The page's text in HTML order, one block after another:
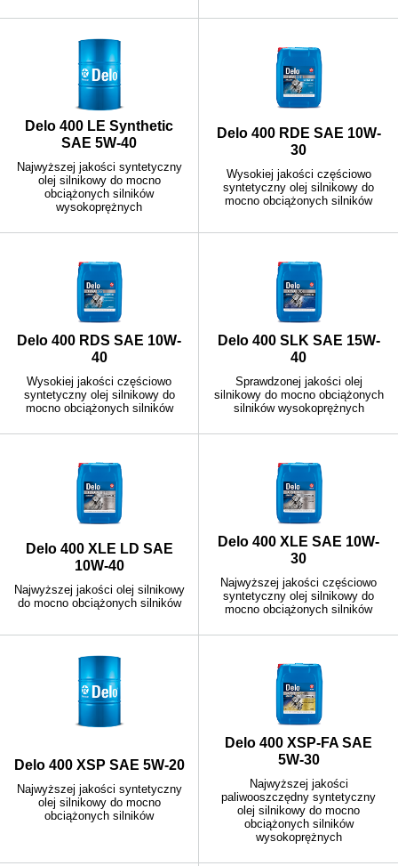
Delo 400 LE Synthetic
SAE 5W-40
Najwyższej jakości syntetyczny
olej silnikowy do mocno
obciążonych silników
wysokoprężnych
Delo 400 RDE SAE 10W-
30
Wysokiej jakości częściowo
syntetyczny olej silnikowy do
mocno obciążonych silników
Delo 400 RDS SAE 10W-
40
Wysokiej jakości częściowo
syntetyczny olej silnikowy do
mocno obciążonych silników
Delo 400 SLK SAE 15W-
40
Sprawdzonej jakości olej
silnikowy do mocno obciążonych
silników wysokoprężnych
Delo 400 XLE LD SAE
10W-40
Najwyższej jakości olej silnikowy
do mocno obciążonych silników
Delo 400 XLE SAE 10W-
30
Najwyższej jakości częściowo
syntetyczny olej silnikowy do
mocno obciążonych silników
Delo 400 XSP SAE 5W-20
Najwyższej jakości syntetyczny
olej silnikowy do mocno
obciążonych silników
Delo 400 XSP-FA SAE
5W-30
Najwyższej jakości
paliwooszczędny syntetyczny
olej silnikowy do mocno
obciążonych silników
wysokoprężnych